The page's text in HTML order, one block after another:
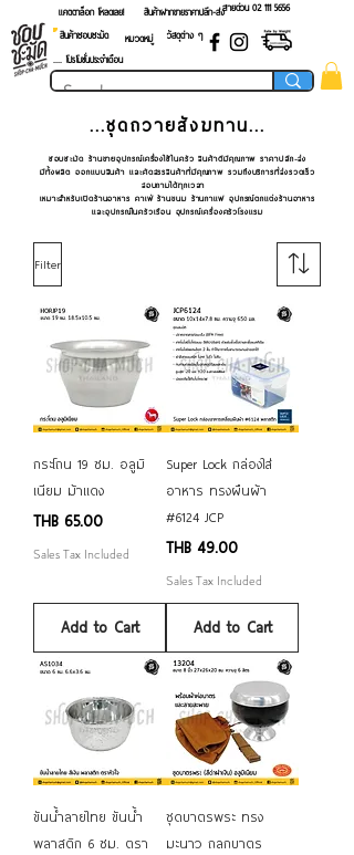
แคตตาล็อก โหลดเลย! สายด่วน 02 ​111 5656
สินค้าฝากขายราคาปลีก-ส่ง
สินค้าชอบชะมัด
หมวดหมู่
วัสดุต่าง ๆ
.... โปรโมชั่นประจำเดือน
...ชุดถวายสังฆทาน...
ชอบชะมัด ร้านขายอุปกรณ์เครื่องใช้ในครัว สินค้าดีมีคุณภาพ ราคาปลีก-ส่ง
มีทั้งผลิต ออกแบบสินค้า และคัดสรรสินค้าที่มีคุณภาพ รวมถึงบริการที่ส่งรวดเร็ว
สอบถามได้ทุกเวลา
เหมาะสำหรับเปิดร้านอาหาร คาเฟ่ ร้านขนม ร้านกาแฟ อุปกรณ์ตกแต่งร้านอาหาร
และอุปกรณ์ในครัวเรือน อุปกรณ์เครื่องครัวโรงแรม
Filter
กระโถน 19 ซม. อลูมิ
เนียม ม้าแดง
Price
THB 65.00
Sales Tax Included
Add to Cart
Super Lock กล่องใส่
อาหาร ทรงผืนผ้า
#6124 JCP
Price
THB 49.00
Sales Tax Included
Add to Cart
ขันน้ำลายไทย ขันน้ำ
พลาสติก 6 ซม. ตรา
ชุดบาตรพระ ทรง
มะนาว ถลกบาตร